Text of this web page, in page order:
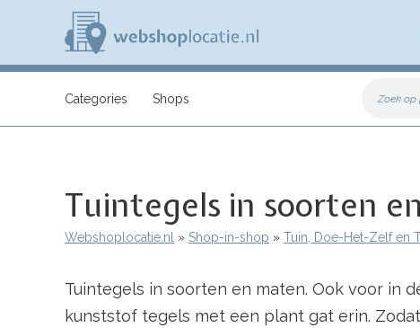
inhoud
e
s
l
a
e
n
Zoek op
Categories Shops
Tuintegels in soorten
Kruimelpad
Webshoplocatie.nl Shop-in-shop Tuin, Doe-Het-Zelf en
Tuintegels in soorten en maten. Ook voor in
kunststof tegels met een plant gat erin.